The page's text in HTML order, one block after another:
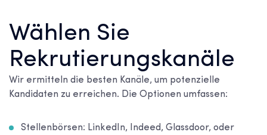
Wählen Sie
Rekrutierungskanäle
Wir ermitteln die besten Kanäle, um potenzielle
Kandidaten zu erreichen. Die Optionen umfassen:
Stellenbörsen: LinkedIn, Indeed, Glassdoor, oder